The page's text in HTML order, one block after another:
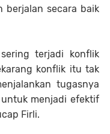
berjalan secara baik
terjadi konflik
konflik itu tak
tugasnya
menjadi efektif
Firli.